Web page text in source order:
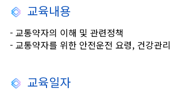
교육내용
- 교통약자의 이해 및 관련정책
- 교통약자를 위한 안전운전 요령, 건강관리
교육일자